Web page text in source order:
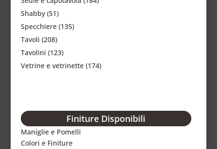
Shabby (51)
Specchiere (135)
Tavoli (208)
Tavolini (123)
Vetrine e vetrinette (174)
Finiture Disponibili
Maniglie e Pomelli
Colori e Finiture